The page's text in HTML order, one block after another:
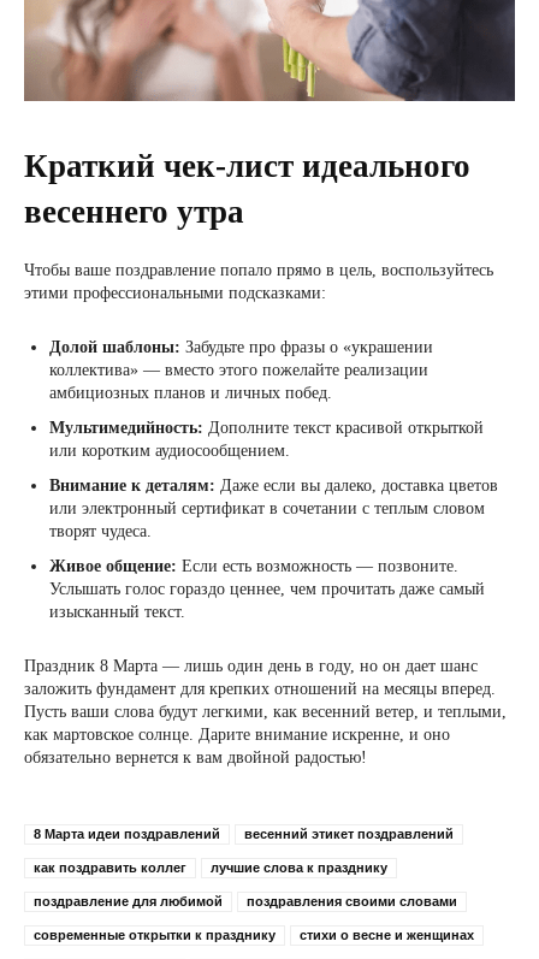
Краткий чек-лист идеального
весеннего утра
Чтобы ваше поздравление попало прямо в цель, воспользуйтесь
этими профессиональными подсказками:
Долой шаблоны: Забудьте про фразы о «украшении
коллектива» — вместо этого пожелайте реализации
амбициозных планов и личных побед.
Мультимедийность: Дополните текст красивой открыткой
или коротким аудиосообщением.
Внимание к деталям: Даже если вы далеко, доставка цветов
или электронный сертификат в сочетании с теплым словом
творят чудеса.
Живое общение: Если есть возможность — позвоните.
Услышать голос гораздо ценнее, чем прочитать даже самый
изысканный текст.
Праздник 8 Марта — лишь один день в году, но он дает шанс
заложить фундамент для крепких отношений на месяцы вперед.
Пусть ваши слова будут легкими, как весенний ветер, и теплыми,
как мартовское солнце. Дарите внимание искренне, и оно
обязательно вернется к вам двойной радостью!
8 Марта идеи поздравлений весенний этикет поздравлений
как поздравить коллег лучшие слова к празднику
поздравление для любимой поздравления своими словами
современные открытки к празднику стихи о весне и женщинах